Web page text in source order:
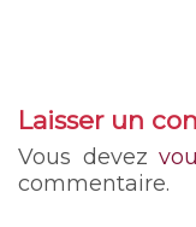
Laisser un
Vous devez
commentaire.